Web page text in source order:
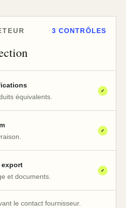
3 CONTRÔLES
équivalents.
✓
✓
export
et documents.
✓
le contact fournisseur.